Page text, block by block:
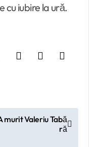
cu iubire la ură.
murit Valeriu Tabă
ră